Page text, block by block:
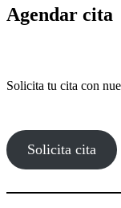
Agendar cita
Solicita tu cita con
Solicita cita